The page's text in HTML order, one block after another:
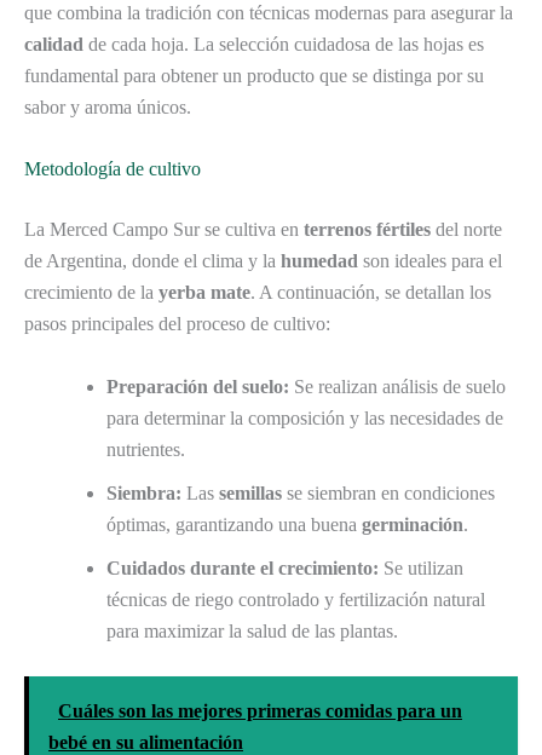
que combina la tradición con técnicas modernas para asegurar la
calidad de cada hoja. La selección cuidadosa de las hojas es
fundamental para obtener un producto que se distinga por su
sabor y aroma únicos.
Metodología de cultivo
La Merced Campo Sur se cultiva en terrenos fértiles del norte
de Argentina, donde el clima y la humedad son ideales para el
crecimiento de la yerba mate. A continuación, se detallan los
pasos principales del proceso de cultivo:
Preparación del suelo: Se realizan análisis de suelo
para determinar la composición y las necesidades de
nutrientes.
Siembra: Las semillas se siembran en condiciones
óptimas, garantizando una buena germinación.
Cuidados durante el crecimiento: Se utilizan
técnicas de riego controlado y fertilización natural
para maximizar la salud de las plantas.
Cuáles son las mejores primeras comidas para un
bebé en su alimentación